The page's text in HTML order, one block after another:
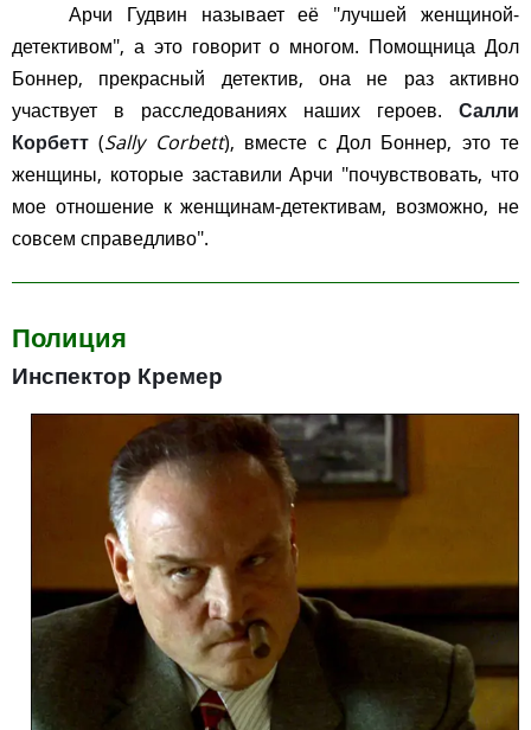
Арчи Гудвин называет её "лучшей женщиной-
детективом", а это говорит о многом. Помощница Дол
Боннер, прекрасный детектив, она не раз активно
участвует в расследованиях наших героев. Салли
Корбетт (Sally Corbett), вместе с Дол Боннер, это те
женщины, которые заставили Арчи "почувствовать, что
мое отношение к женщинам-детективам, возможно, не
совсем справедливо".
Полиция
Инспектор Кремер